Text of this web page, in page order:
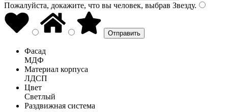
Пожалуйста, докажите, что вы человек, выбрав Звезду.
Фасад
МДФ
Материал корпуса
ЛДСП
Цвет
Светлый
Раздвижная система